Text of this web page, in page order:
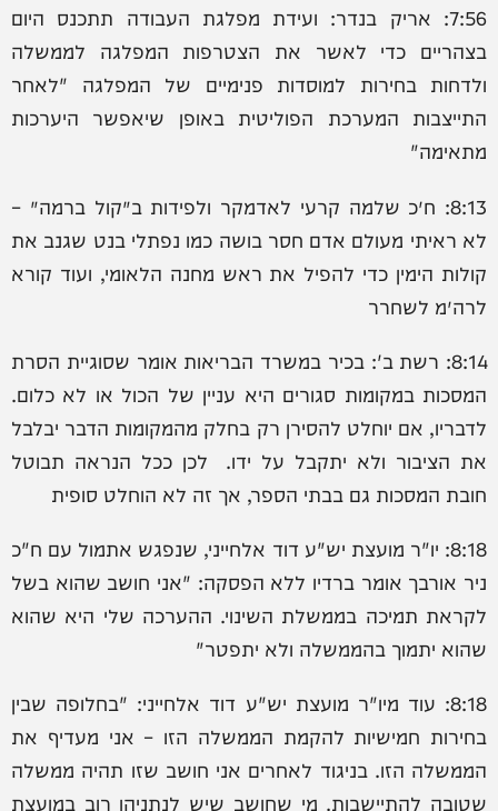
7:56: אריק בנדר: ‏ועידת מפלגת העבודה תתכנס היום
בצהריים כדי לאשר את הצטרפות המפלגה לממשלה
ולדחות בחירות למוסדות פנימיים של המפלגה "לאחר
התייצבות המערכת הפוליטית באופן שיאפשר היערכות
מתאימה"
8:13: ח״כ שלמה קרעי לאדמקר ולפידות ב׳קול ברמה׳ –
לא ראיתי מעולם אדם חסר בושה כמו נפתלי בנט שגנב את
קולות הימין כדי להפיל את ראש מחנה הלאומי, ועוד קורא
לרה״מ לשחרר
8:14: רשת ב': ‏בכיר במשרד הבריאות אומר שסוגיית הסרת
המסכות במקומות סגורים היא עניין של הכול או לא כלום.
לדבריו, אם יוחלט להסירן רק בחלק מהמקומות הדבר יבלבל
את הציבור ולא יתקבל על ידו. לכן ככל הנראה תבוטל
חובת המסכות גם בבתי הספר, אך זה לא הוחלט סופית
8:18: ‏יו"ר מועצת יש"ע דוד אלחייני, שנפגש אתמול עם ח"כ
ניר אורבך אומר ברדיו ללא הפסקה: "אני חושב שהוא בשל
לקראת תמיכה בממשלת השינוי. ההערכה שלי היא שהוא
שהוא יתמוך בהממשלה ולא יתפטר"
8:18: עוד מ‏יו"ר מועצת יש"ע דוד אלחייני: "בחלופה שבין
בחירות חמישיות להקמת הממשלה הזו – אני מעדיף את
הממשלה הזו. בניגוד לאחרים אני חושב שזו תהיה ממשלה
שטובה להתיישבות. מי שחושב שיש לנתניהו רוב במועצת